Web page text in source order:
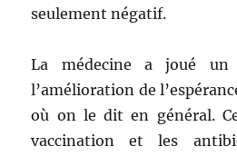
seulement négatif.
La médecine a joué
l’amélioration de
où on le dit en général.
vaccination et les